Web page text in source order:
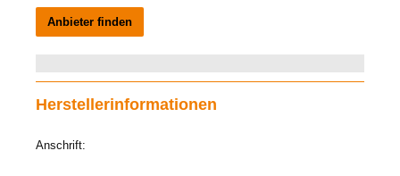
Anbieter finden
Herstellerinformationen
Anschrift: